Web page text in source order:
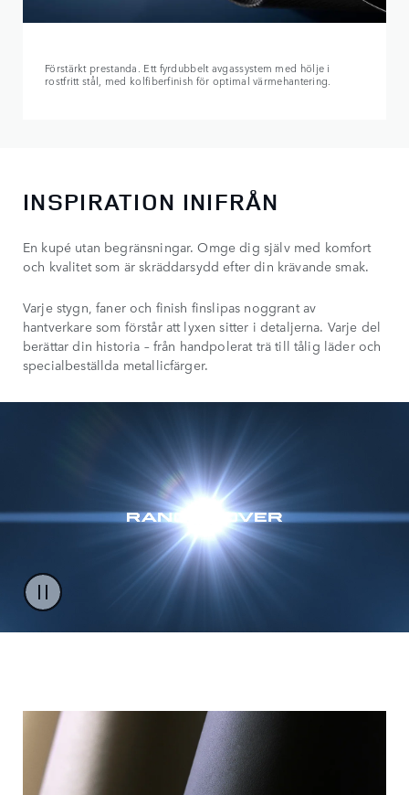
Förstärkt prestanda. Ett fyrdubbelt avgassystem med hölje i
rostfritt stål, med kolfiberfinish för optimal värmehantering.
INSPIRATION INIFRÅN
En kupé utan begränsningar. Omge dig själv med komfort
och kvalitet som är skräddarsydd efter din krävande smak.
Varje stygn, faner och finish finslipas noggrant av
hantverkare som förstår att lyxen sitter i detaljerna. Varje del
berättar din historia – från handpolerat trä till tålig läder och
specialbeställda metallicfärger.